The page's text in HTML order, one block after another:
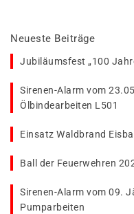
Neueste Beiträge
Jubiläumsfest „100
Sirenen-Alarm vom
Ölbindearbeiten L501
Einsatz Waldbrand
Ball der Feuerwehren
Sirenen-Alarm vom 09.
Pumparbeiten